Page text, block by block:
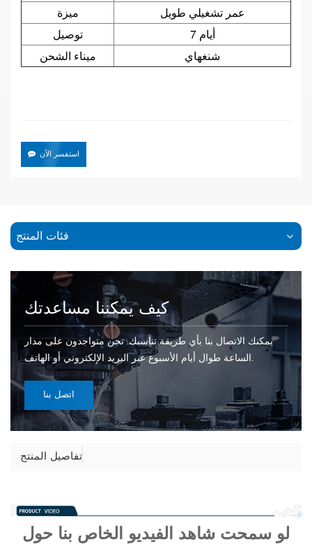
ميزة
عمر تشغيلي طويل
توصيل
7 أيام
ميناء الشحن
شنغهاي
استفسر الآن
فئات المنتج
كيف يمكننا مساعدتك
يمكنك الاتصال بنا بأي طريقة تناسبك. نحن متواجدون على مدار
الساعة طوال أيام الأسبوع عبر البريد الإلكتروني أو الهاتف.
اتصل بنا
تفاصيل المنتج
لو سمحت شاهد الفيديو الخاص بنا حول